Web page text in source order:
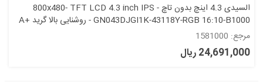
السیدی 4.3 اینچ بدون تاچ 800x480- TFT LCD 4.3 inch IPS -
GN043DJGI1K-43118Y-RGB 16:10-B1000 - روشنایی بالا گرید +A
مرجع: 1581000
24,691,000 ریال